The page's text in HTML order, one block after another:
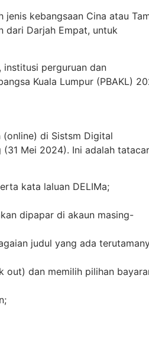
jenis kebangsaan Cina atau
dari Darjah Empat, untuk
institusi perguruan dan
Kuala Lumpur (PBAKL)
di Sistsm Digital
Mei 2024). Ini adalah
kata laluan DELIMa;
dipapar di akaun masing-
judul yang ada
out) dan memilih pilihan